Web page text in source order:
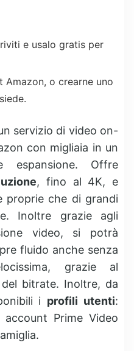
e usalo gratis per
Amazon, o crearne uno
servizio di video on-
con migliaia in un
espansione. Offre
, fino al 4K, e
proprie che di grandi
Inoltre grazie agli
video, si potrà
fluido anche senza
grazie al
bitrate. Inoltre, da
i profili utenti:
Prime Video